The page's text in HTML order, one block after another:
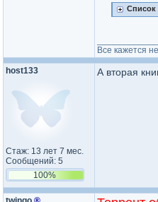
Список
Все кажется
host133
Стаж: 13 лет 7 мес.
Сообщений: 5
100%
А вторая